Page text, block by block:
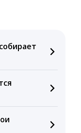
и
время
при